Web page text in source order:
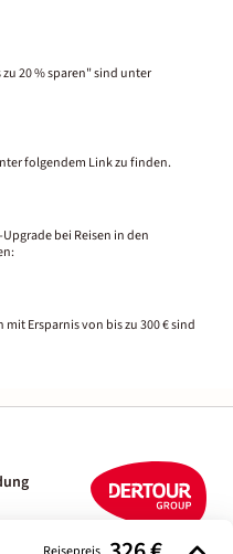
20 % sparen" sind unter
folgendem Link zu finden.
bei Reisen in den
Ersparnis von bis zu 300 € sind